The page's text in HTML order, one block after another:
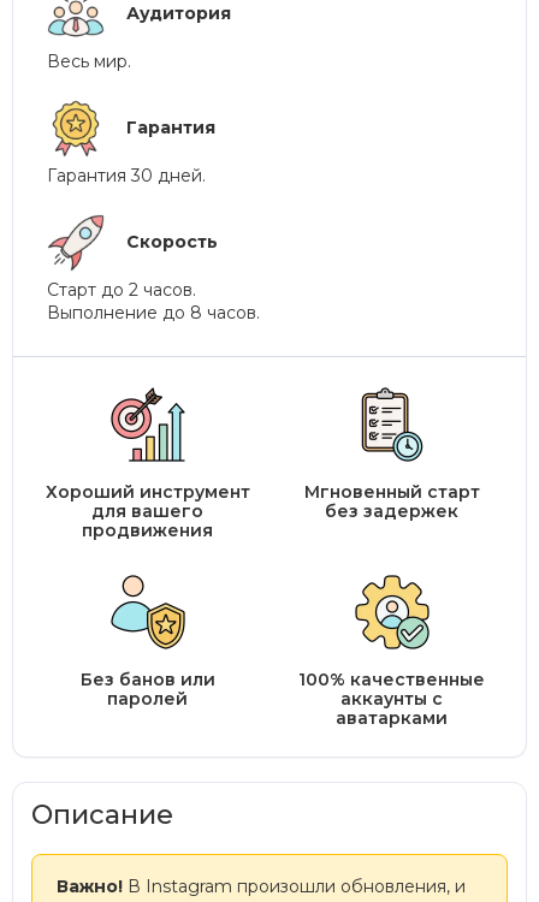
Аудитория
Весь мир.
Гарантия
Гарантия 30 дней.
Скорость
Старт до 2 часов.
Выполнение до 8 часов.
Хороший инструмент
для вашего
продвижения
Мгновенный старт
без задержек
Без банов или
паролей
100% качественные
аккаунты с
аватарками
Описание
Важно! В Instagram произошли обновления, и